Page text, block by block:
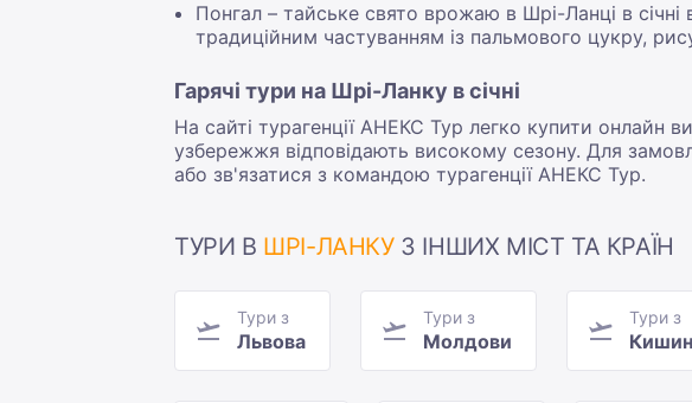
Понгал – тайське свято врожаю в Шрі-Ланці в
традиційним частуванням із пальмового цукру,
Гарячі тури на Шрі-Ланку в січні
На сайті турагенції АНЕКС Тур легко купити онлайн
узбережжя відповідають високому сезону. Для
або зв'язатися з командою турагенції АНЕКС Тур.
ТУРИ В ШРІ-ЛАНКУЗ ІНШИХ МІСТ ТА КРАЇН
Тури з
Львова
Тури з
Молдови
Тури з